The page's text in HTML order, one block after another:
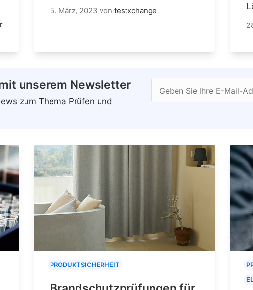
5. März, 2023 von testxchange
unserem Newsletter
zum Thema Prüfen und
Geben Sie Ihre E-Mail-
PRODUKTSICHERHEIT